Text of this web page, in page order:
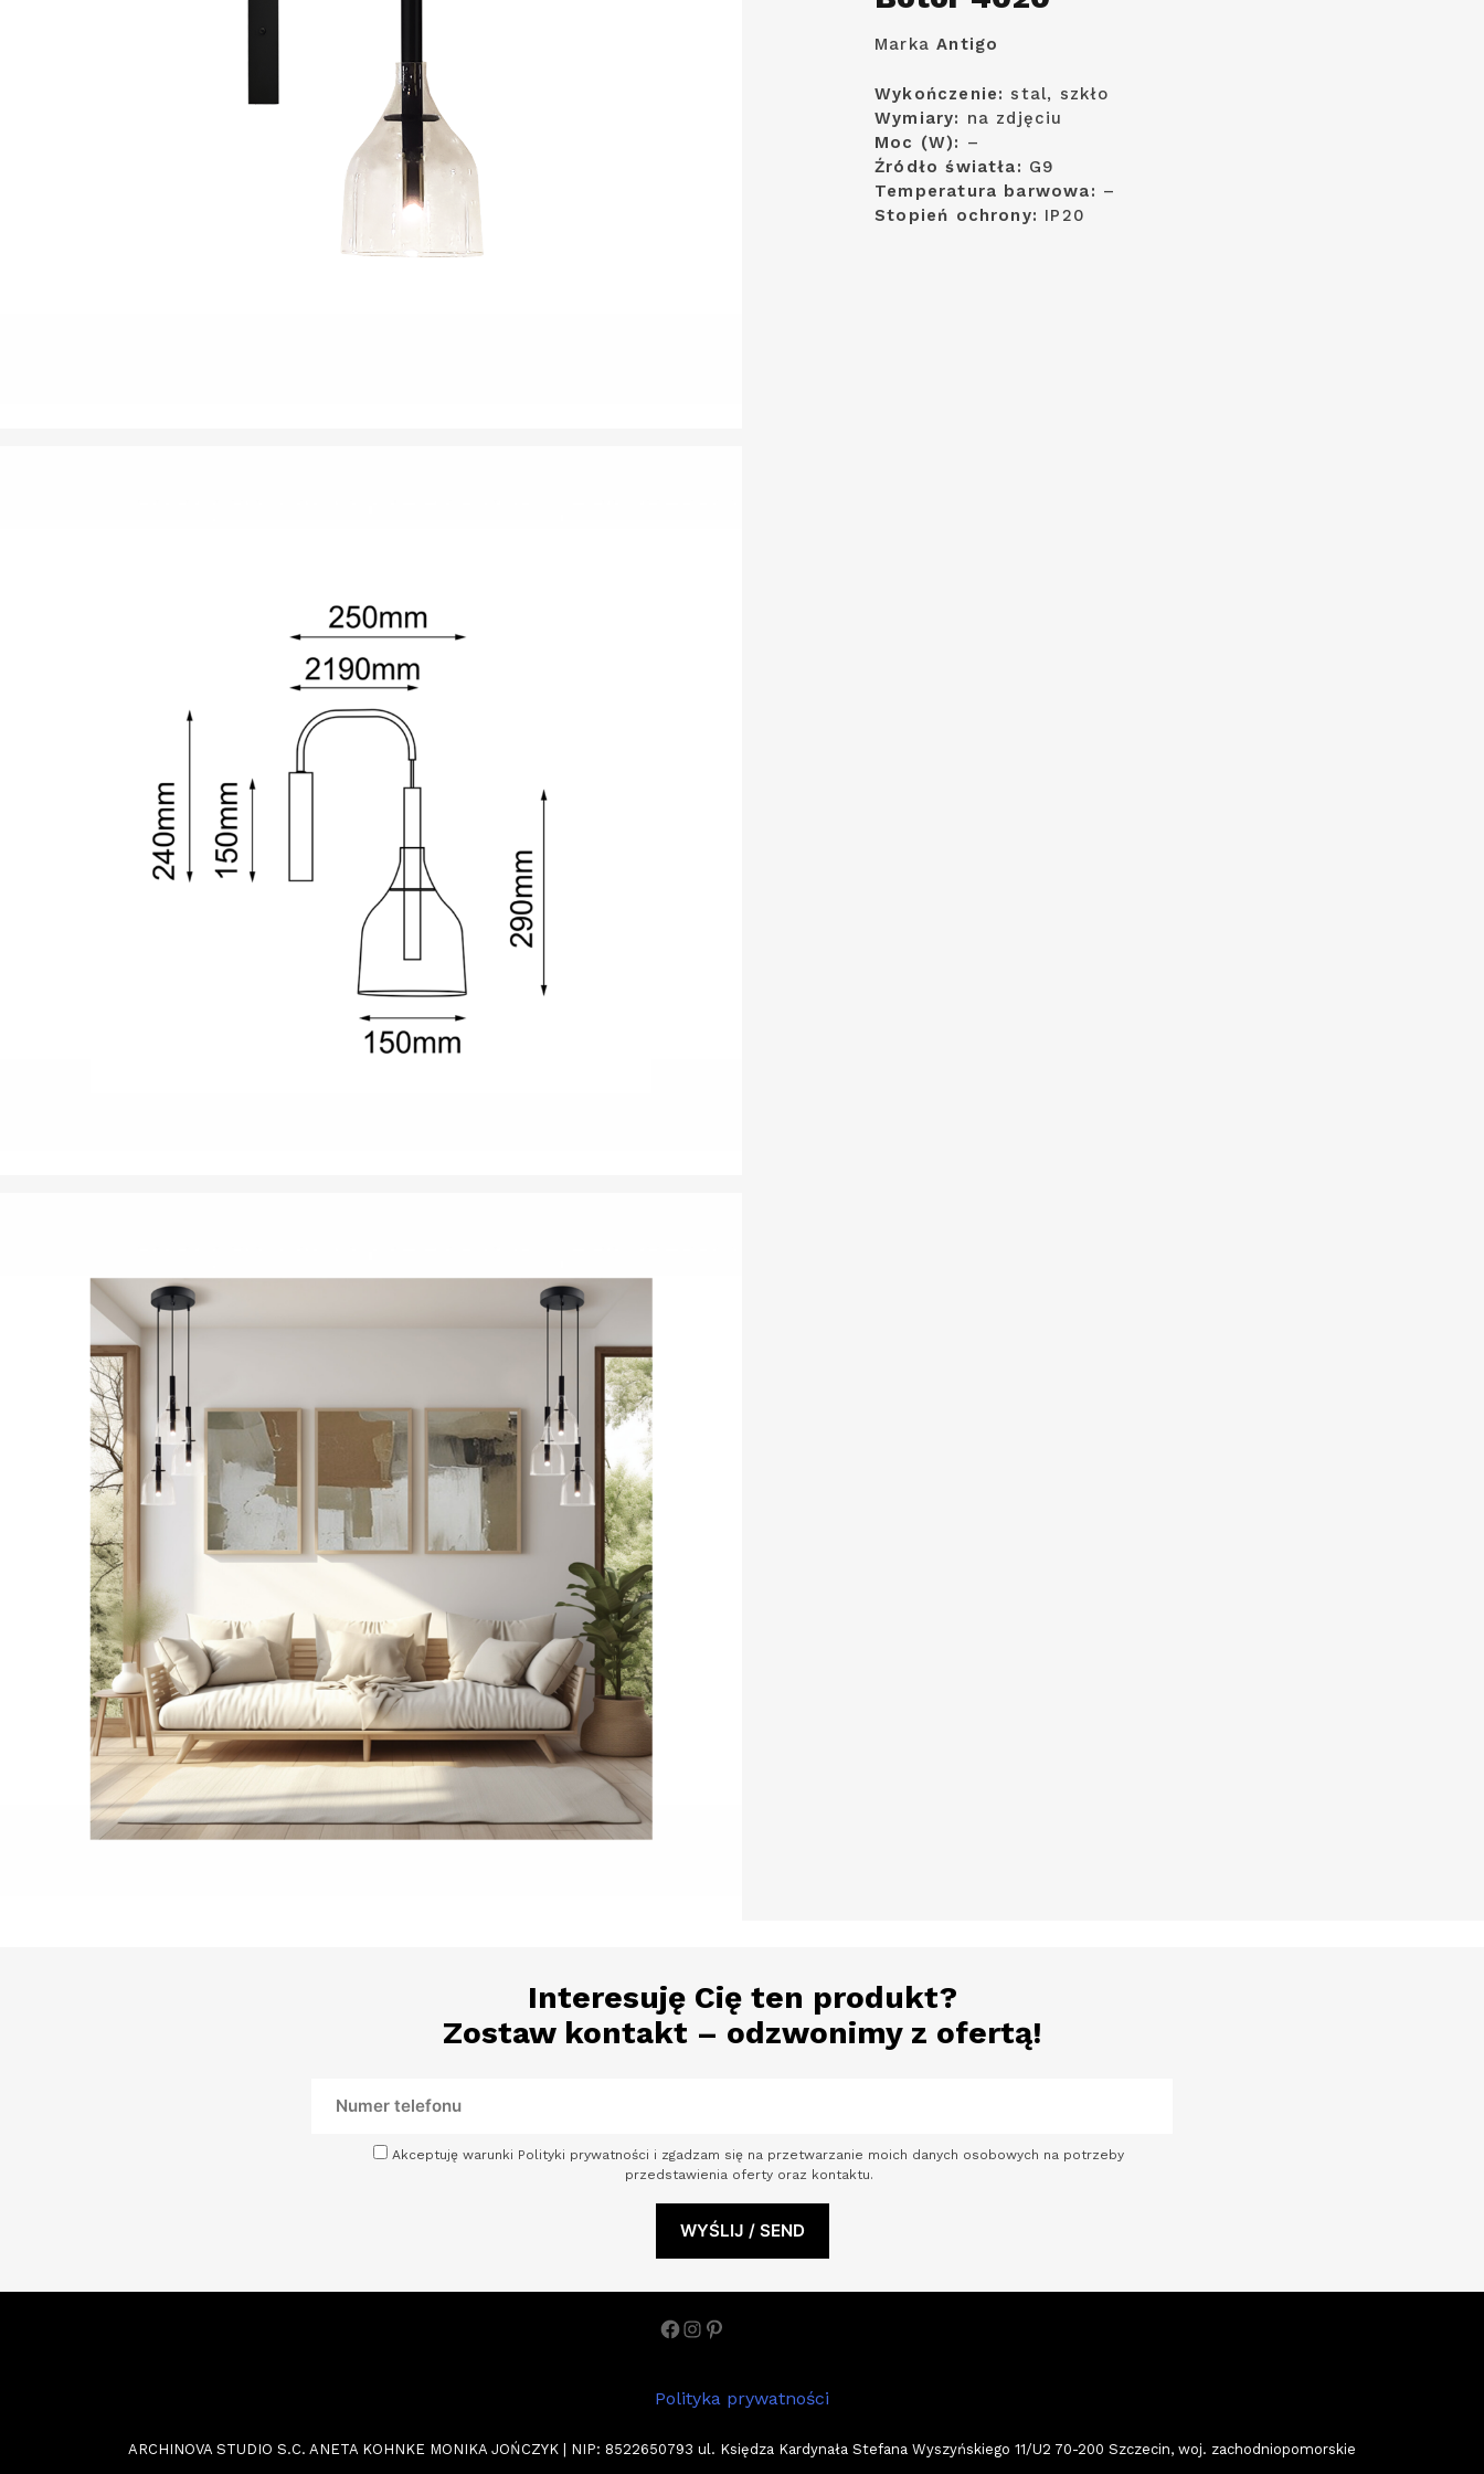
MarkaAntigo
Wykończenie: stal, szkło
Wymiary: na zdjęciu
Moc (W): –
Źródło światła: G9
Temperatura barwowa: –
Stopień ochrony: IP20
Interesuję Cię ten produkt?
Zostaw kontakt – odzwonimy z ofertą!
Akceptuję warunki Polityki prywatności i zgadzam się na przetwarzanie moich danych osobowych na potrzeby
przedstawienia oferty oraz kontaktu.
Facebook Instagram Pinterest
Polityka prywatności
ARCHINOVA STUDIO S.C. ANETA KOHNKE MONIKA JOŃCZYK | NIP: 8522650793 ul. Księdza Kardynała Stefana Wyszyńskiego 11/U2 70-200 Szczecin, woj. zachodniopomorskie